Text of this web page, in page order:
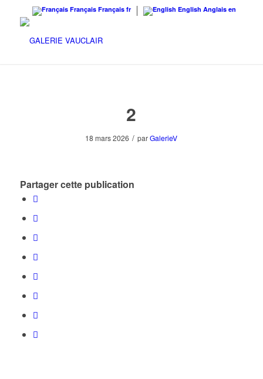
Français Français fr English Anglais en
2
18 mars 2026 / parGalerieV
Partager cette publication